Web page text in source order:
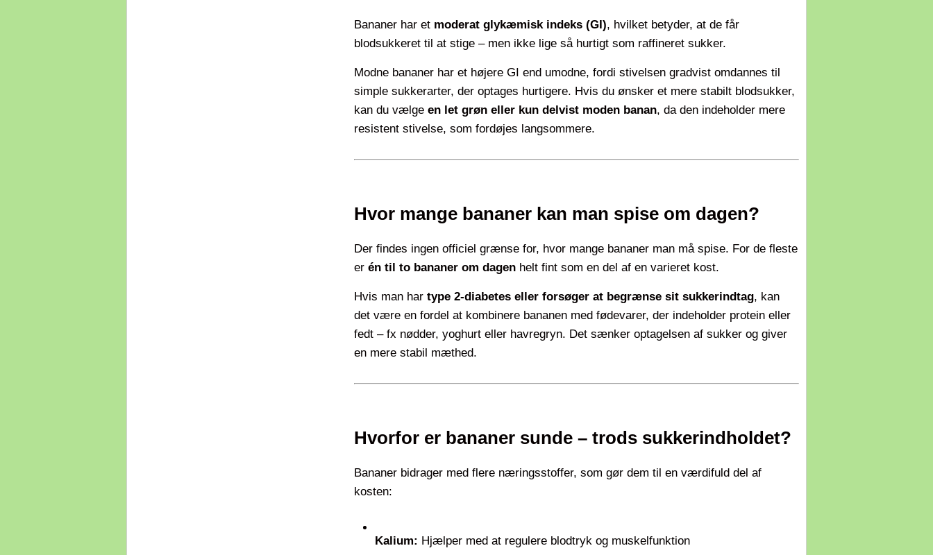
Bananer har et moderat glykæmisk indeks (GI), hvilket betyder, at de får
blodsukkeret til at stige – men ikke lige så hurtigt som raffineret sukker.
Modne bananer har et højere GI end umodne, fordi stivelsen gradvist omdannes til
simple sukkerarter, der optages hurtigere. Hvis du ønsker et mere stabilt blodsukker,
kan du vælgeen let grøn eller kun delvist moden banan, da den indeholder mere
resistent stivelse, som fordøjes langsommere.
Hvor mange bananer kan man spise om dagen?
Der findes ingen officiel grænse for, hvor mange bananer man må spise. For de fleste
erén til to bananer om dagen helt fint som en del af en varieret kost.
Hvis man hartype 2-diabetes eller forsøger at begrænse sit sukkerindtag, kan
det være en fordel at kombinere bananen med fødevarer, der indeholder protein eller
fedt – fx nødder, yoghurt eller havregryn. Det sænker optagelsen af sukker og giver
en mere stabil mæthed.
Hvorfor er bananer sunde – trods sukkerindholdet?
Bananer bidrager med flere næringsstoffer, som gør dem til en værdifuld del af
kosten:
Kalium: Hjælper med at regulere blodtryk og muskelfunktion